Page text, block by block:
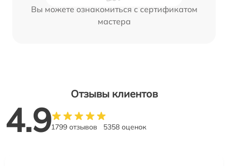
Вы можете ознакомиться с сертификатом
мастера
Отзывы клиентов
4.91799 отзывов 5358 оценок